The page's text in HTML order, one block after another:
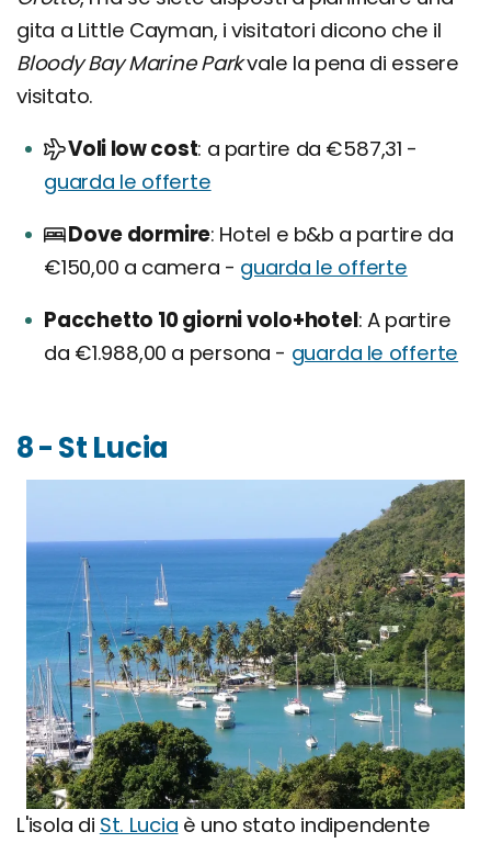
gita a Little Cayman, i visitatori dicono che il
Bloody Bay Marine Parkvale la pena di essere
visitato.
Voli low cost a partire da €587,31 -
guarda le offerte
Dove dormire Hotel e b&b a partire da
€150,00 a camera - guarda le offerte
Pacchetto 10 giorni volo+hotel A partire
da €1.988,00 a persona - guarda le offerte
8 - St Lucia
L'isola di St. Lucia è uno stato indipendente